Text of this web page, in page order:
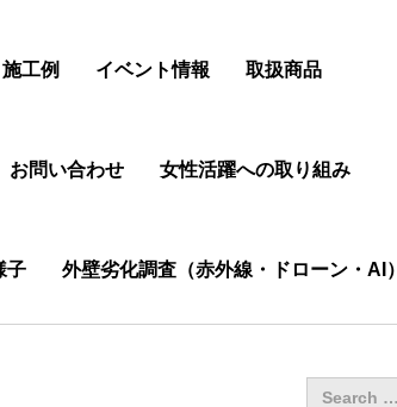
施工例 イベント情報 取扱商品
お問い合わせ 女性活躍への取り組み
子 外壁劣化調査（赤外線・ドローン・AI）